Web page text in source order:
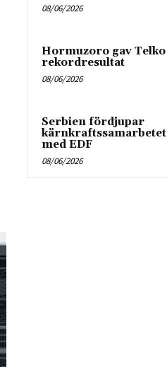
08/06/2026
Hormuzoro gav Telko
rekordresultat
08/06/2026
Serbien fördjupar
kärnkraftssamarbetet
med EDF
08/06/2026